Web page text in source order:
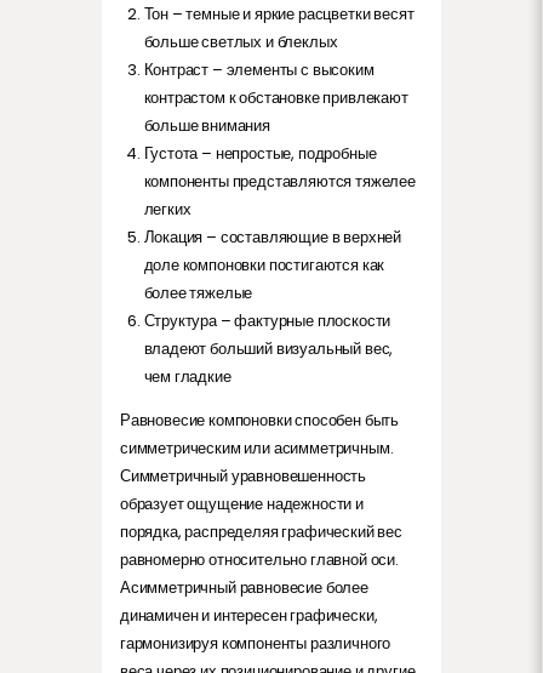
Тон – темные и яркие расцветки весят
больше светлых и блеклых
Контраст – элементы с высоким
контрастом к обстановке привлекают
больше внимания
Густота – непростые, подробные
компоненты представляются тяжелее
легких
Локация – составляющие в верхней
доле компоновки постигаются как
более тяжелые
Структура – фактурные плоскости
владеют больший визуальный вес,
чем гладкие
Равновесие компоновки способен быть
симметрическим или асимметричным.
Симметричный уравновешенность
образует ощущение надежности и
порядка, распределяя графический вес
равномерно относительно главной оси.
Асимметричный равновесие более
динамичен и интересен графически,
гармонизируя компоненты различного